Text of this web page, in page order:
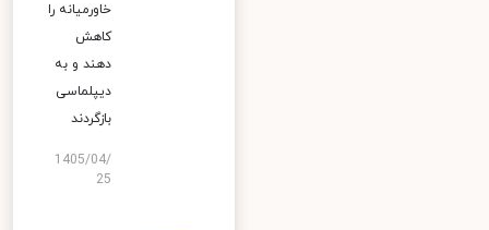
خاورمیانه را
کاهش
دهند و به
دیپلماسی
بازگردند
1405/04/
25